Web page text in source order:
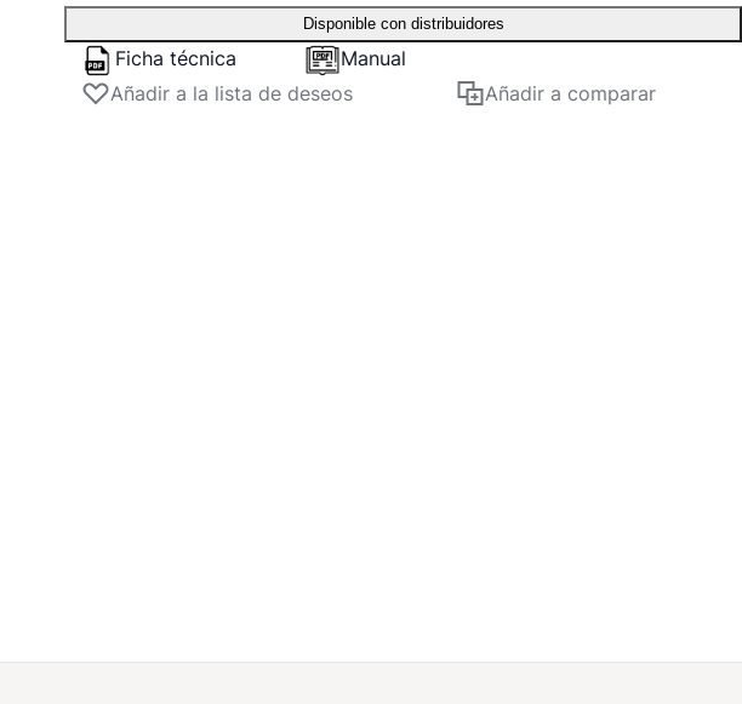
Disponible con distribuidores
Ficha técnica
Manual
Añadir a la lista de deseos
Añadir a comparar